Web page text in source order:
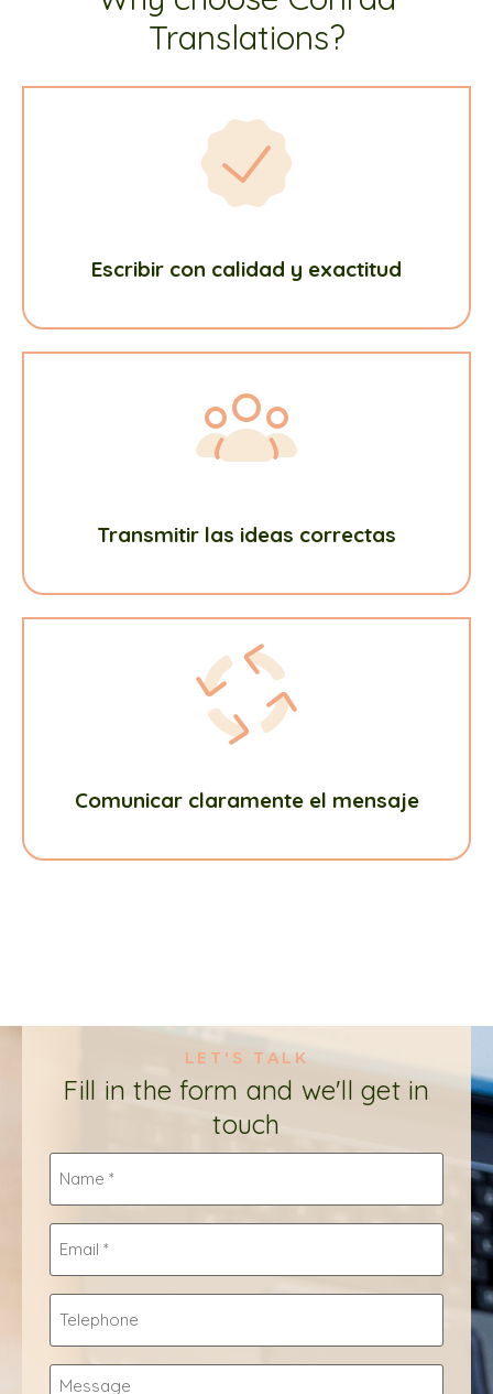
Translations?
Escribir con calidad y exactitud
Transmitir las ideas correctas
Comunicar claramente el mensaje
LET'S TALK
Fill in the form and we'll get in
touch
Name
Email
Telephone
Message